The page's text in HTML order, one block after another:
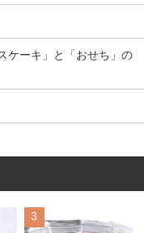
ケーキ」と「おせち」の
3